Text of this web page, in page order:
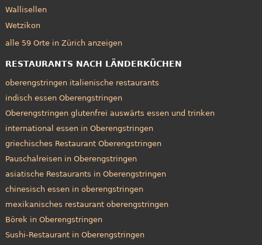
Wallisellen
Wetzikon
alle 59 Orte in Zürich anzeigen
RESTAURANTS NACH LÄNDERKÜCHEN
oberengstringen italienische restaurants
indisch essen Oberengstringen
Oberengstringen glutenfrei auswärts essen und trinken
international essen in Oberengstringen
griechisches Restaurant Oberengstringen
Pauschalreisen in Oberengstringen
asiatische Restaurants in Oberengstringen
chinesisch essen in oberengstringen
mexikanisches restaurant oberengstringen
Börek in Oberengstringen
Sushi-Restaurant in Oberengstringen